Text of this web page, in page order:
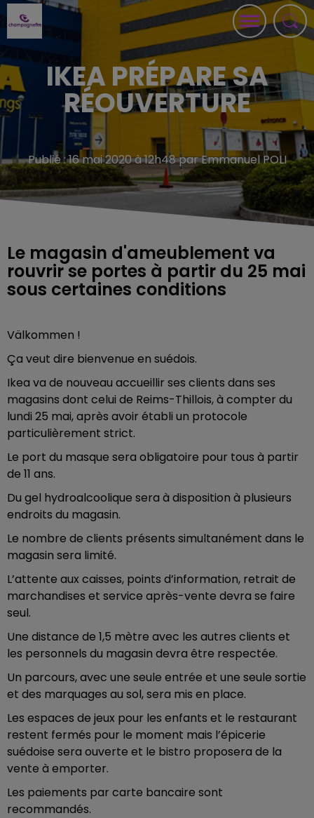
IKEA PRÉPARE SA
RÉOUVERTURE
Publié : 16 mai 2020 à 12h48 par Emmanuel POLI
Le magasin d'ameublement va
rouvrir se portes à partir du 25 mai
sous certaines conditions
Välkommen !
Ça veut dire bienvenue en suédois.
Ikea va de nouveau accueillir ses clients dans ses
magasins dont celui de Reims-Thillois, à compter du
lundi 25 mai, après avoir établi un protocole
particulièrement strict.
Le port du masque sera obligatoire pour tous à partir
de 11 ans.
Du gel hydroalcoolique sera à disposition à plusieurs
endroits du magasin.
Le nombre de clients présents simultanément dans le
magasin sera limité.
L’attente aux caisses, points d’information, retrait de
marchandises et service après-vente devra se faire
seul.
Une distance de 1,5 mètre avec les autres clients et
les personnels du magasin devra être respectée.
Un parcours, avec une seule entrée et une seule sortie
et des marquages au sol, sera mis en place.
Les espaces de jeux pour les enfants et le restaurant
restent fermés pour le moment mais l’épicerie
suédoise sera ouverte et le bistro proposera de la
vente à emporter.
Les paiements par carte bancaire sont
recommandés.